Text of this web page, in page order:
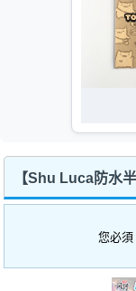
【Shu Luca防水
您必